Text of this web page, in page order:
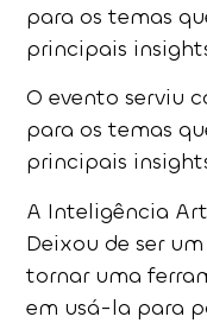
para os temas
principais
O evento serviu
para os temas
principais
A Inteligência
Deixou de ser
tornar uma
em usá-la para